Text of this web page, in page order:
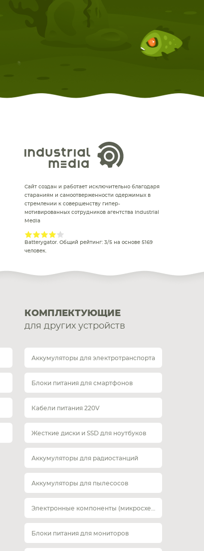
Сайт создан и работает исключительно благодаря
стараниям и самоотверженности одержимых в
стремлении к совершенству гипер-
мотивированных сотрудников агентства Industrial
Media
Batterygator. Общий рейтинг: 3/5 на основе 5169
человек.
КОМПЛЕКТУЮЩИЕ
для других устройств
Аккумуляторы для электротранспорта
Блоки питания для смартфонов
Кабели питания 220V
Жесткие диски и SSD для ноутбуков
Аккумуляторы для радиостанций
Аккумуляторы для пылесосов
Блоки питания для мониторов